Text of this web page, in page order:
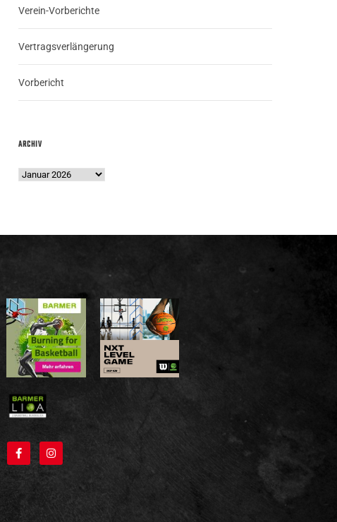
Verein-Vorberichte
Vertragsverlängerung
Vorbericht
ARCHIV